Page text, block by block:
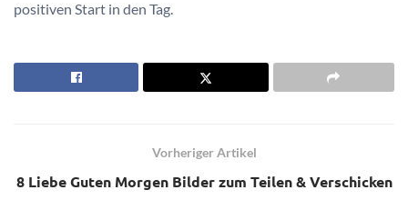
positiven Start in den Tag.
Vorheriger Artikel
8 Liebe Guten Morgen Bilder zum Teilen & Verschicken